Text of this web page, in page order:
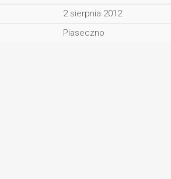
2 sierpnia 2012
Piaseczno